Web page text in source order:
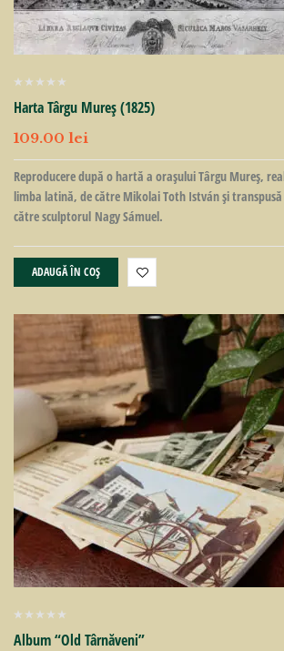
Harta Târgu Mureș (1825)
109.00 lei
Reproducere după o hartă a orașului Târgu Mureș,
limba latină, de către Mikolai Toth István și
către sculptorul Nagy Sámuel.
ADAUGĂ ÎN COȘ
Album “Old Târnăveni”